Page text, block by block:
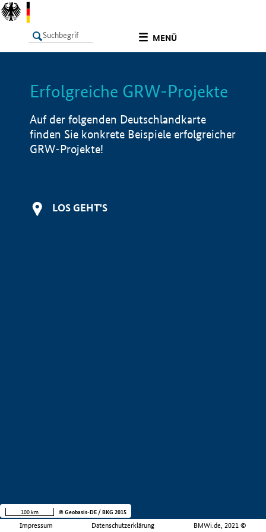
MENÜ
LISTE Info
Erfolgreiche GRW-Projekte
Auf der folgenden Deutschlandkarte
finden Sie konkrete Beispiele erfolgreicher
GRW-Projekte!
LOS GEHT'S
Impressum Datenschutzerklärung BMWi.de, 2021 ©
100 km © Geobasis-DE / BKG 2015